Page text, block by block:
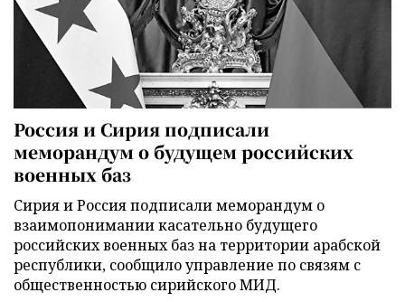
Россия и Сирия подписали
меморандум о будущем российских
военных баз
Сирия и Россия подписали меморандум о
взаимопонимании касательно будущего
российских военных баз на территории арабской
республики, сообщило управление по связям с
общественностью сирийского МИД.